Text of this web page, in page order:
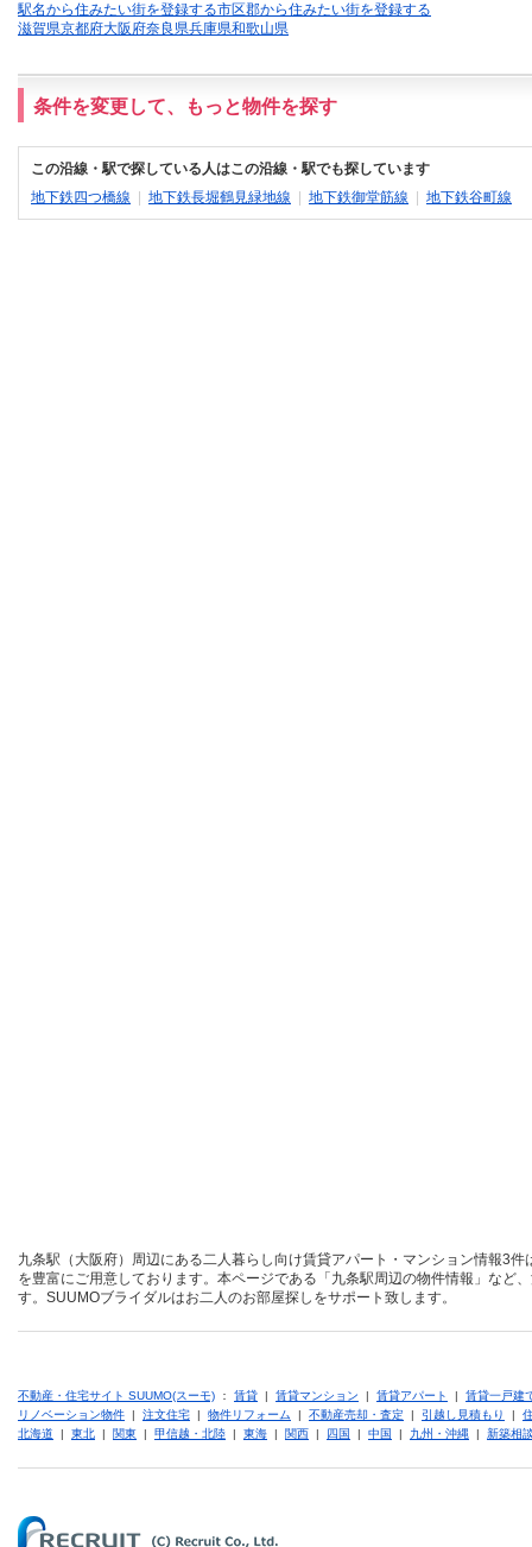
駅名から住みたい街を登録する市区郡から住みたい街を登録する
滋賀県京都府大阪府奈良県兵庫県和歌山県
条件を変更して、もっと物件を探す
この沿線・駅で探している人はこの沿線・駅でも探しています
地下鉄四つ橋線
地下鉄長堀鶴見緑地線 地下鉄御堂筋線 地下鉄谷町線
九条駅（大阪府）周辺にある二人暮らし向け賃貸アパート・マンション情報3
を豊富にご用意しております。本ページである「九条駅周辺の物件情報」など
す。SUUMOブライダルはお二人のお部屋探しをサポート致します。
不動産・住宅サイト SUUMO(スーモ) ： 賃貸 | 賃貸マンション | 賃貸アパート | 賃貸一戸建
リノベーション物件 | 注文住宅 | 物件リフォーム | 不動産売却・査定 | 引越し見積もり |
北海道 | 東北 | 関東 | 甲信越・北陸 | 東海 | 関西 | 四国 | 中国 | 九州・沖縄 | 新築相